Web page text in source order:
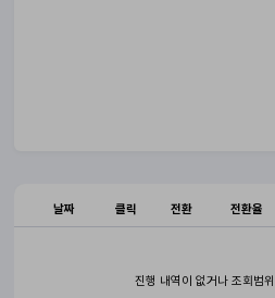
날짜 클릭 전환 전환율
진행 내역이 없거나 조회범